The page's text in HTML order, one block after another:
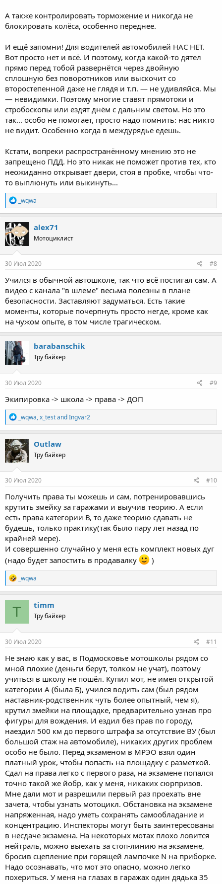
А также контролировать торможение и никогда не
блокировать колёса, особенно переднее.
И ещё запомни! Для водителей автомобилей НАС НЕТ.
Вот просто нет и всё. И поэтому, когда какой-то дятел
прямо перед тобой развернётся через двойную
сплошную без поворотников или выскочит со
второстепенной даже не глядя и т.п. — не удивляйся. Мы
— невидимки. Поэтому многие ставят прямотоки и
стробоскопы или ездят днём с дальним светом. Но это
так... особо не помогает, просто надо помнить: нас никто
не видит. Особенно когда в междурядье едешь.
Кстати, вопреки распространённому мнению это не
запрещено ПДД. Но это никак не поможет против тех, кто
неожиданно открывает двери, стоя в пробке, чтобы что-
то выплюнуть или выкинуть...
R
e
a
c
t
i
o
n
s
_wqwa
alex71
Мотоциклист
30 Июл 2020 #8
Учился в обычной автошколе, так что всё постигал сам. А
видео с канала "в шлеме" весьма полезны в плане
безопасности. Заставляют задуматься. Есть такие
моменты, которые почерпнуть просто негде, кроме как
на чужом опыте, в том числе трагическом.
barabanschik
Тру байкер
30 Июл 2020 #9
Экипировка -> школа -> права -> ДОП
R
e
a
c
t
i
o
n
s
_wqwa,x_testandIngvar2
Outlaw
Тру байкер
30 Июл 2020 #10
Получить права ты можешь и сам, потренировавшись
крутить змейку за гаражами и выучив теорию. А если
есть права категории В, то даже теорию сдавать не
будешь, только практику(так было пару лет назад по
крайней мере).
И совершенно случайно у меня есть комплект новых дуг
(надо будет запостить в продавалку
)
R
e
a
c
t
o
n
s
_wqwa
T timm
Тру байкер
30 Июл 2020 #11
Не знаю как у вас, в Подмосковье мотошколы рядом со
мной плохие (деньги берут, толком не учат), поэтому
учиться в школу не пошёл. Купил мот, не имея открытой
категории А (была Б), учился водить сам (был рядом
наставник-родственник чуть более опытный, чем я),
крутил змейки на площадке, предварительно узнав про
фигуры для вождения. И ездил без прав по городу,
наездил 500 км до первого штрафа за отсутствие ВУ (был
большой стаж на автомобиле), никаких других проблем
особо не было. Перед экзаменом в МРЭО взял один
платный урок, чтобы попасть на площадку с разметкой.
Сдал на права легко с первого раза, на экзамене попался
точно такой же йобр, как у меня, никаких сюрпризов.
Мне дали мот и разрешили первый раз проехать вне
зачета, чтобы узнать мотоцикл. Обстановка на экзамене
напряженная, надо уметь сохранять самообладание и
концентрацию. Инспекторы могут быть заинтересованы
в несдаче экзамена. На некоторых мотах плохо ловится
нейтраль, можно выехать за стоп-линию на экзамене,
бросив сцепление при горящей лампочке N на приборке.
Надо осознавать, что мот это опасно, можно легко
похериться. У меня на глазах в гаражах один дядька 35